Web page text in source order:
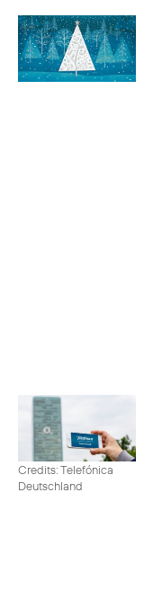
Credits: Telefónica
Deutschland